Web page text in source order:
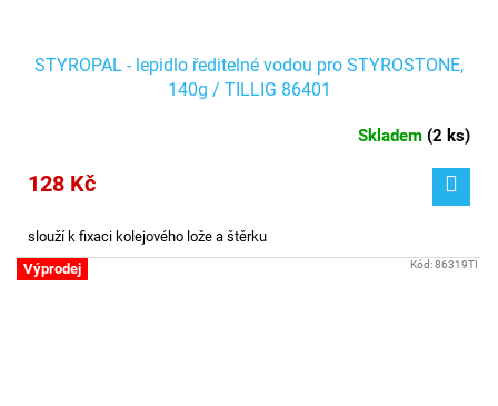
STYROPAL - lepidlo ředitelné vodou pro STYROSTONE,
140g / TILLIG 86401
Skladem (2 ks)
128 Kč
slouží k fixaci kolejového lože a štěrku
Výprodej Kód:86319TI